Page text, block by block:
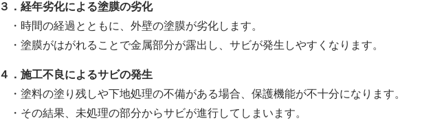
３．経年劣化による塗膜の劣化
・時間の経過とともに、外壁の塗膜が劣化します。
・塗膜がはがれることで金属部分が露出し、サビが発生しやすくなります。
４．施工不良によるサビの発生
・塗料の塗り残しや下地処理の不備がある場合、保護機能が不十分になります。
・その結果、未処理の部分からサビが進行してしまいます。